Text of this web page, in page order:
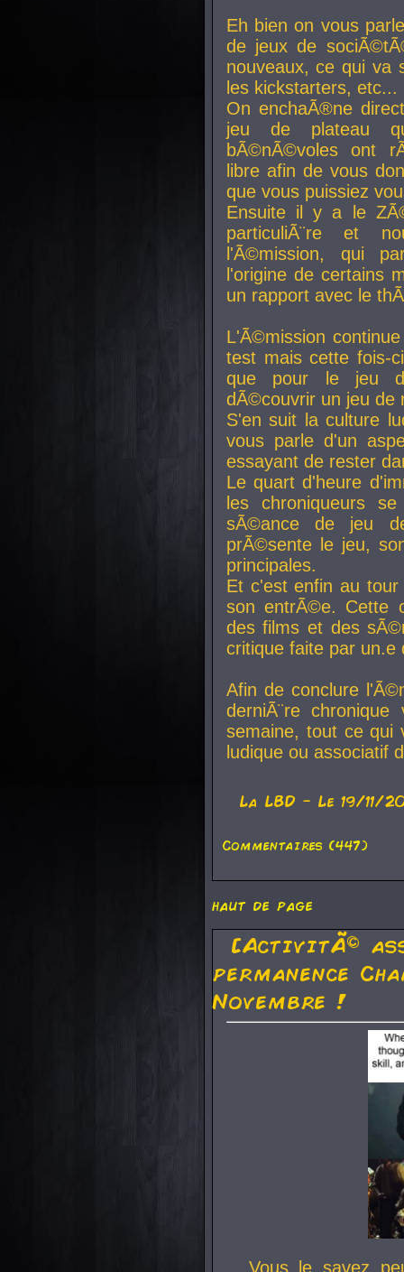
Eh bien on vous
de jeux de
nouveaux, ce qui va
les kickstarters, etc...
On enchaÃ®ne
jeu de plateau
bÃ©nÃ©voles ont
libre afin de vous
que vous puissiez
Ensuite il y a le
particuliÃ¨re et
l'Ã©mission, qui
l'origine de certains
un rapport avec le
L'Ã©mission
test mais cette fois-
que pour le jeu
dÃ©couvrir un jeu de
S'en suit la culture
vous parle d'un
essayant de rester
Le quart d'heure
les chroniqueurs
sÃ©ance de jeu
prÃ©sente le jeu,
principales.
Et c'est enfin au
son entrÃ©e. Cette
des films et des
critique faite par
Afin de conclure
derniÃ¨re
semaine, tout ce qui
ludique ou associatif
La LBD - Le 19/11/
Commentaires (447)
haut de page
[ActivitÃ©
permanence
Novembre !
Vous le savez